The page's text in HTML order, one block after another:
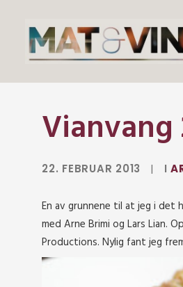
Vianvang
22. FEBRUAR 2013 | I
En av grunnene til at jeg i det
med Arne Brimi og Lars Lian.
Productions. Nylig fant jeg